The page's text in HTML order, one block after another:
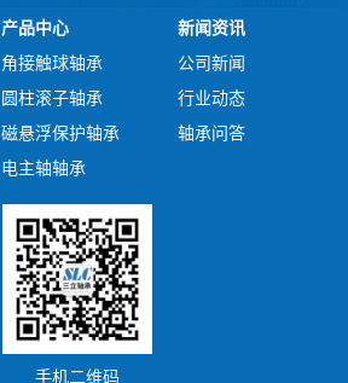
产品中心
角接触球轴承
圆柱滚子轴承
磁悬浮保护轴承
电主轴轴承
新闻资讯
公司新闻
行业动态
轴承问答
手机二维码